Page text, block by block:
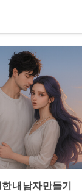
내 남자 만들기